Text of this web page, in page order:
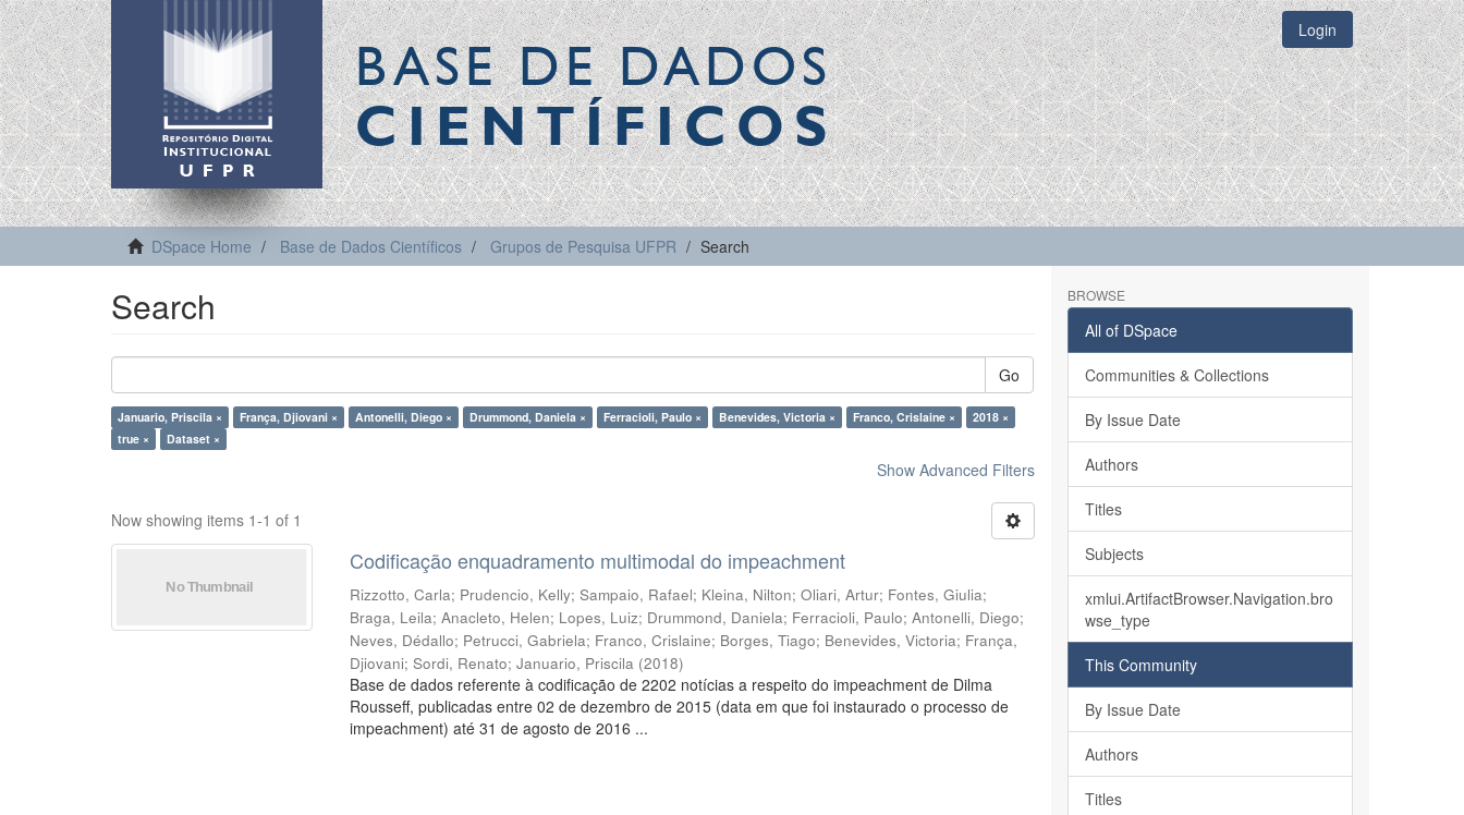
BASE DE DADOS
CIENTÍFICOS
Login
DSpace Home Base de Dados Científicos Grupos de Pesquisa UFPR Search
Search
Go
Januario, Priscila × França, Djiovani × Antonelli, Diego × Drummond, Daniela × Ferracioli, Paulo × Benevides, Victoria × Franco, Crislaine ×
2018 ×
true ×
Dataset ×
Show Advanced Filters
Now showing items 1-1 of 1
Codificação enquadramento multimodal do impeachment
Rizzotto, Carla; Prudencio, Kelly;Sampaio, Rafael; Kleina, Nilton;Oliari, Artur; Fontes, Giulia;
Braga, Leila;Anacleto, Helen; Lopes, Luiz; Drummond, Daniela; Ferracioli, Paulo;Antonelli, Diego;
Neves, Dédallo; Petrucci, Gabriela; Franco, Crislaine; Borges, Tiago; Benevides, Victoria; França,
Djiovani;Sordi, Renato;Januario, Priscila (2018)
Base de dados referente à codificação de 2202 notícias a respeito do impeachment de Dilma
Rousseff, publicadas entre 02 de dezembro de 2015 (data em que foi instaurado o processo de
impeachment) até 31 de agosto de 2016 ...
BROWSE
All of DSpace
Communities & Collections
By Issue Date
Authors
Titles
Subjects
xmlui.ArtifactBrowser.Navigation.bro
wse_type
This Community
By Issue Date
Authors
Titles